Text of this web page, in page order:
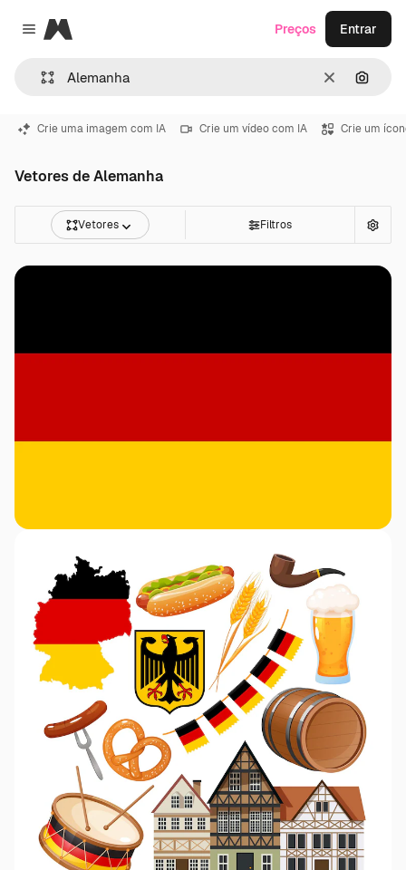
Close menu
Magnific
Limpar
Preços Entrar
Crie uma imagem com IA Crie um vídeo com IA Crie um
Vetores de Alemanha
Vetores Filtros